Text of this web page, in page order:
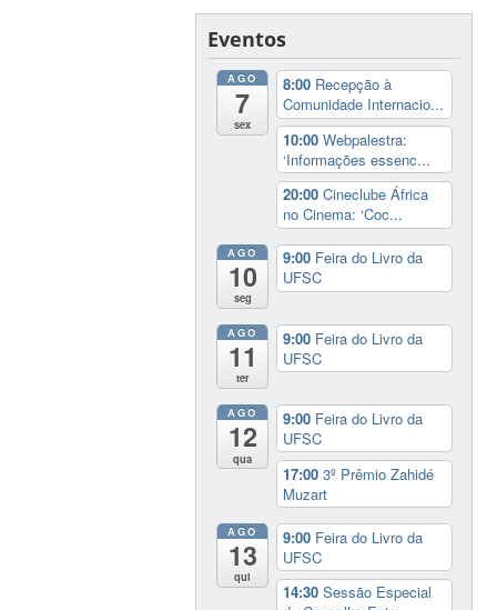
Eventos
AGO
7
sex
8:00 Recepção à
Comunidade Internacio...
10:00Webpalestra:
‘Informações essenc...
20:00Cineclube África
no Cinema: ‘Coc...
AGO
10
seg
9:00 Feira do Livro da
UFSC
AGO
11
ter
9:00 Feira do Livro da
UFSC
AGO
12
qua
9:00 Feira do Livro da
UFSC
17:003º Prêmio Zahidé
Muzart
AGO
13
qui
9:00 Feira do Livro da
UFSC
14:30Sessão Especial